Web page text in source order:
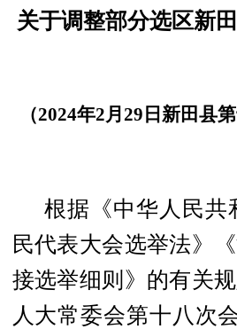
关于调整部分选区新
（2024年2月29日新田县
根据《中华人民共
民代表大会选举法》
接选举细则》的有关
人大常委会第十八次